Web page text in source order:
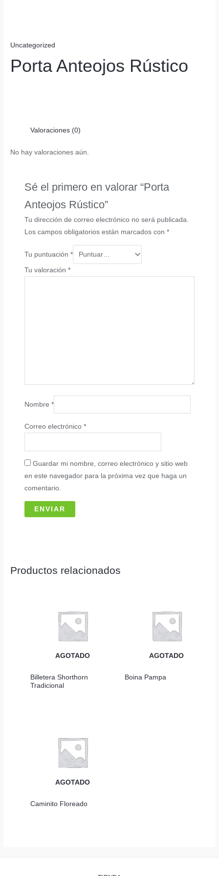
Uncategorized
Porta Anteojos Rústico
Valoraciones (0)
No hay valoraciones aún.
Sé el primero en valorar “Porta
Anteojos Rústico”
Tu dirección de correo electrónico no será publicada.
Los campos obligatorios están marcados con*
Tu puntuación*
Tu valoración*
Nombre*
Correo electrónico*
Guardar mi nombre, correo electrónico y sitio web
en este navegador para la próxima vez que haga un
comentario.
Productos relacionados
AGOTADO
Billetera Shorthorn
Tradicional
AGOTADO
Boina Pampa
AGOTADO
Caminito Floreado